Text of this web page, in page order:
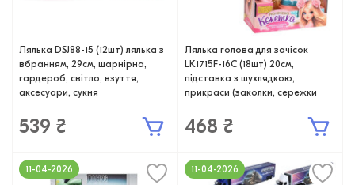
Лялька DSJ88-15 (12шт) лялька з
вбранням, 29см, шарнірна,
гардероб, світло, взуття,
аксесуари, сукня
539 ₴
Лялька голова для зачісок
LK1715F-16С (18шт) 20см,
підставка з шухлядкою,
прикраси (заколки, сережки
468 ₴
11-04-2026 11-04-2026